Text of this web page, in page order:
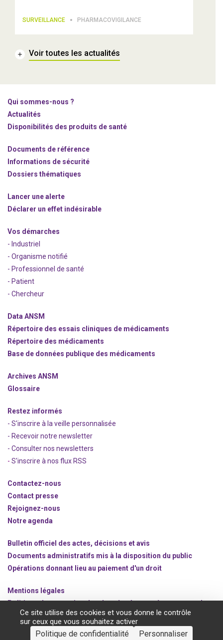
SURVEILLANCE PHARMACOVIGILANCE
Voir toutes les actualités
Qui sommes-nous ?
Actualités
Disponibilités des produits de santé
Documents de référence
Informations de sécurité
Dossiers thématiques
Lancer une alerte
Déclarer un effet indésirable
Vos démarches
- Industriel
- Organisme notifié
- Professionnel de santé
- Patient
- Chercheur
Data ANSM
Répertoire des essais cliniques de médicaments
Répertoire des médicaments
Base de données publique des médicaments
Archives ANSM
Glossaire
Restez informés
- S'inscrire à la veille personnalisée
- Recevoir notre newsletter
- Consulter nos newsletters
- S'inscrire à nos flux RSS
Contactez-nous
Contact presse
Rejoignez-nous
Notre agenda
Bulletin officiel des actes, décisions et avis
Documents administratifs mis à la disposition du public
Opérations donnant lieu au paiement d'un droit
Mentions légales
Politique de protection des données à caractère personnel
Gestion des cookies
Ce site utilise des cookies et vous donne le contrôle
sur ceux que vous souhaitez activer
Personnaliser
Politique de confidentialité